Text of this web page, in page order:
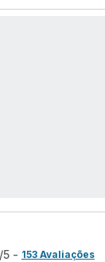
/5 - 153 Avaliações